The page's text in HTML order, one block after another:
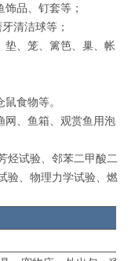
品、钉套等；
清洁球等；
垫、笼、篱笆、巢、帐
食物等。
网、鱼箱、观赏鱼用泡
烃试验、邻苯二甲酸二
验、物理力学试验、燃